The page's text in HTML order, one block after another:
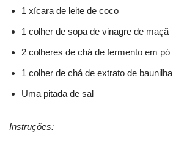
1 xícara de leite de coco
1 colher de sopa de vinagre de maçã
2 colheres de chá de fermento em pó
1 colher de chá de extrato de baunilha
Uma pitada de sal
Instruções: